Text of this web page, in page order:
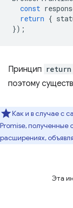
const
return {
});
Принцип
поэтому
Как и в случае с
Promise, полученные
расширениях,
Эта